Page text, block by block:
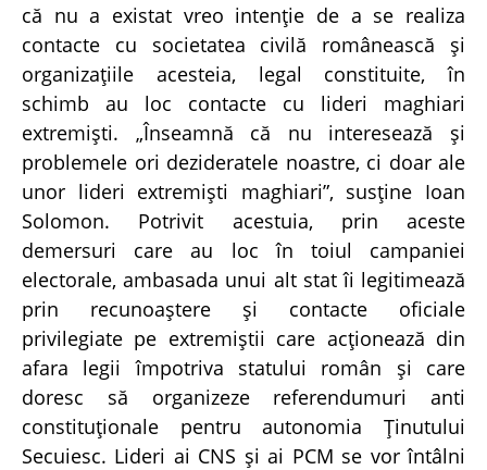
că nu a existat vreo intenţie de a se realiza
contacte cu societatea civilă românească şi
organizaţiile acesteia, legal constituite, în
schimb au loc contacte cu lideri maghiari
extremişti. „Înseamnă că nu interesează şi
problemele ori dezideratele noastre, ci doar ale
unor lideri extremişti maghiari”, susţine Ioan
Solomon. Potrivit acestuia, prin aceste
demersuri care au loc în toiul campaniei
electorale, ambasada unui alt stat îi legitimează
prin recunoaştere şi contacte oficiale
privilegiate pe extremiştii care acţionează din
afara legii împotriva statului român şi care
doresc să organizeze referendumuri anti
constituţionale pentru autonomia Ţinutului
Secuiesc. Lideri ai CNS şi ai PCM se vor întâlni